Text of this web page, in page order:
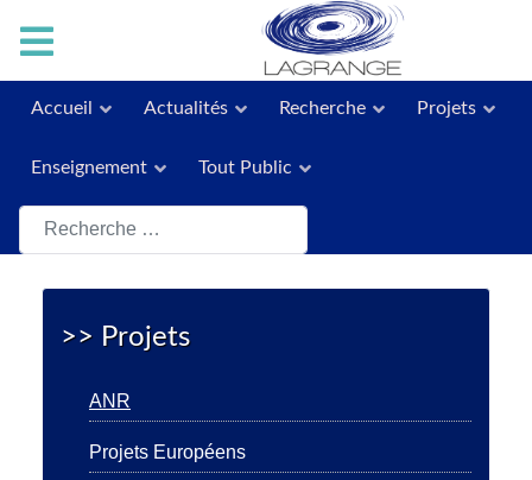
Accueil Actualités Recherche Projets
Enseignement Tout Public
Rechercher
>> Projets
ANR
Projets Européens